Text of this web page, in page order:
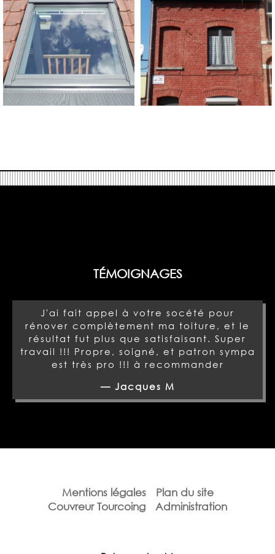
TÉMOIGNAGES
J'ai fait appel à votre socété pour
rénover complètement ma toiture, et le
résultat fut plus que satisfaisant. Super
travail !!! Propre, soigné, et patron sympa
est très pro !!! à recommander
— Jacques M
Mentions légales
Plan du site
Couvreur Tourcoing
Administration